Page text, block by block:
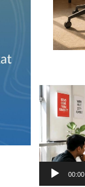
Pemutar
Video
00:00